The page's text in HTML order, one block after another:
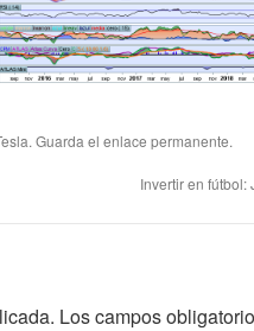
. Guarda el enlace permanente.
Invertir en fútbol:
Los campos